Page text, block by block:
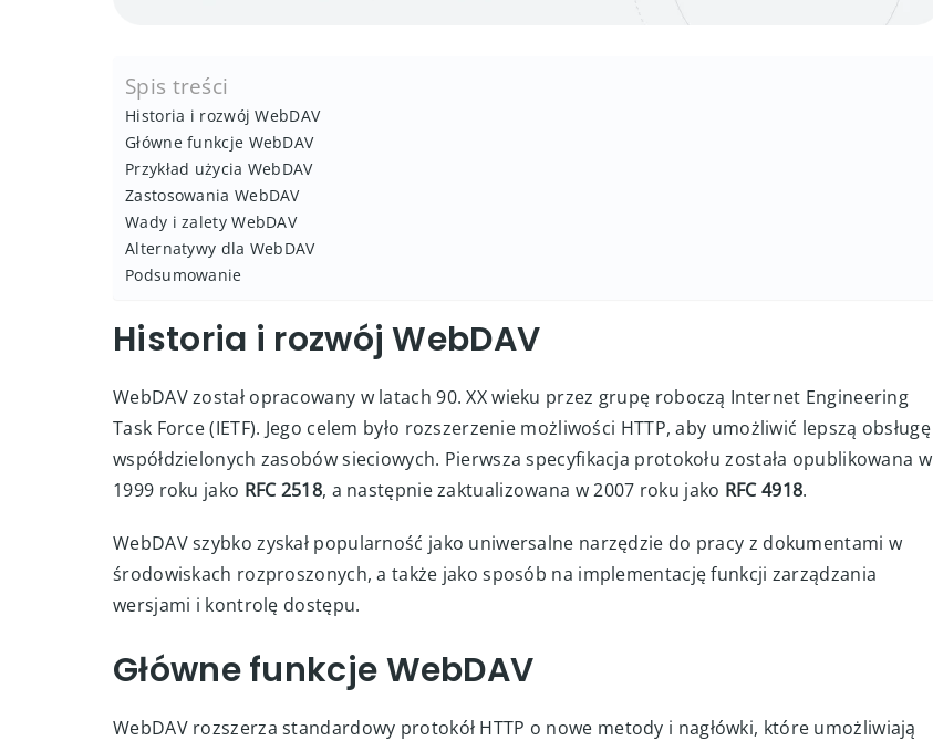
Spis treści
Historia i rozwój WebDAV
Główne funkcje WebDAV
Przykład użycia WebDAV
Zastosowania WebDAV
Wady i zalety WebDAV
Alternatywy dla WebDAV
Podsumowanie
Historia i rozwój WebDAV
WebDAV został opracowany w latach 90. XX wieku przez grupę roboczą Internet Engineering
Task Force (IETF). Jego celem było rozszerzenie możliwości HTTP, aby umożliwić lepszą obsługę
współdzielonych zasobów sieciowych. Pierwsza specyfikacja protokołu została opublikowana w
1999 roku jako RFC 2518, a następnie zaktualizowana w 2007 roku jako RFC 4918.
WebDAV szybko zyskał popularność jako uniwersalne narzędzie do pracy z dokumentami w
środowiskach rozproszonych, a także jako sposób na implementację funkcji zarządzania
wersjami i kontrolę dostępu.
Główne funkcje WebDAV
WebDAV rozszerza standardowy protokół HTTP o nowe metody i nagłówki, które umożliwiają